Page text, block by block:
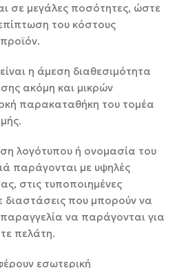
σε μεγάλες ποσότητες, ώστε
του κόστους
η άμεση διαθεσιμότητα
ακόμη και μικρών
παρακαταθήκη του τομέα
λογότυπου ή ονομασία του
παράγονται με υψηλές
στις τυποποιημένες
διαστάσεις που μπορούν να
να παράγονται για
πελάτη.
εσωτερική